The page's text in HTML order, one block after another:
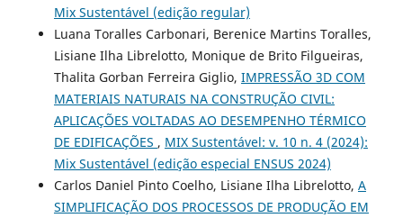
Mix Sustentável (edição regular)
Luana Toralles Carbonari, Berenice Martins Toralles,
Lisiane Ilha Librelotto, Monique de Brito Filgueiras,
Thalita Gorban Ferreira Giglio, IMPRESSÃO 3D COM
MATERIAIS NATURAIS NA CONSTRUÇÃO CIVIL:
APLICAÇÕES VOLTADAS AO DESEMPENHO TÉRMICO
DE EDIFICAÇÕES , MIX Sustentável: v. 10 n. 4 (2024):
Mix Sustentável (edição especial ENSUS 2024)
Carlos Daniel Pinto Coelho, Lisiane Ilha Librelotto, A
SIMPLIFICAÇÃO DOS PROCESSOS DE PRODUÇÃO EM